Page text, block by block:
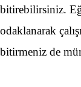
bitirebilirsiniz.
odaklanarak
bitirmeniz de